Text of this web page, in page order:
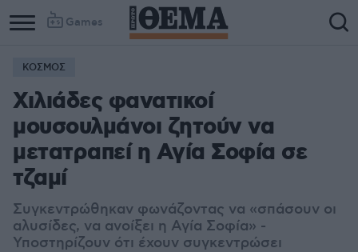
Games
1
2
ΚΟΣΜΟΣ
Χιλιάδες φανατικοί
μουσουλμάνοι ζητούν να
μετατραπεί η Αγία Σοφία σε
τζαμί
Συγκεντρώθηκαν φωνάζοντας να «σπάσουν οι
αλυσίδες, να ανοίξει η Αγία Σοφία» -
Υποστηρίζουν ότι έχουν συγκεντρώσει